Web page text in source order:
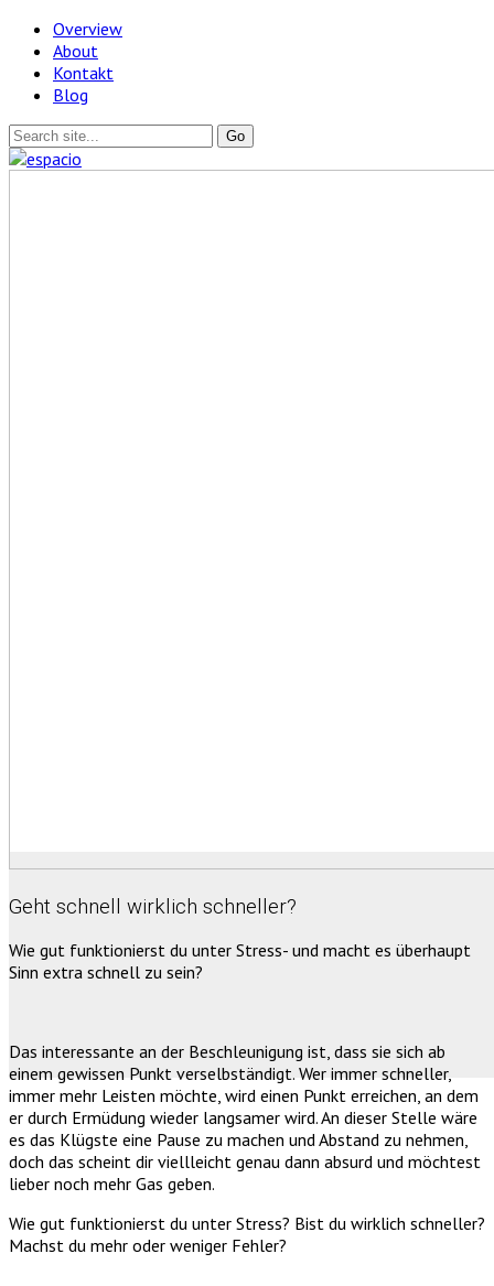
Overview
About
Kontakt
Blog
Geht schnell wirklich schneller?
Wie gut funktionierst du unter Stress- und macht es überhaupt
Sinn extra schnell zu sein?
Das interessante an der Beschleunigung ist, dass sie sich ab
einem gewissen Punkt verselbständigt. Wer immer schneller,
immer mehr Leisten möchte, wird einen Punkt erreichen, an dem
er durch Ermüdung wieder langsamer wird. An dieser Stelle wäre
es das Klügste eine Pause zu machen und Abstand zu nehmen,
doch das scheint dir viellleicht genau dann absurd und möchtest
lieber noch mehr Gas geben.
Wie gut funktionierst du unter Stress? Bist du wirklich schneller?
Machst du mehr oder weniger Fehler?